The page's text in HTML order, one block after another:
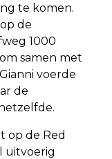
te komen.
de
1000
samen met
voerde
de
op de Red
uitvoerig